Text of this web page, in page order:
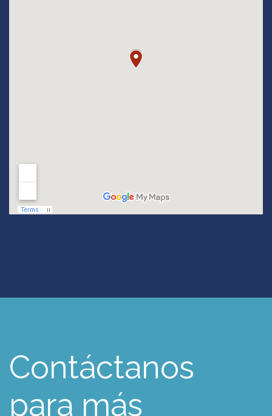
Contáctanos
para más